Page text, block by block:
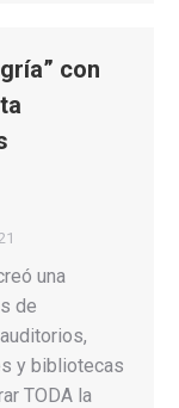
con
una
de
y bibliotecas
TODA la